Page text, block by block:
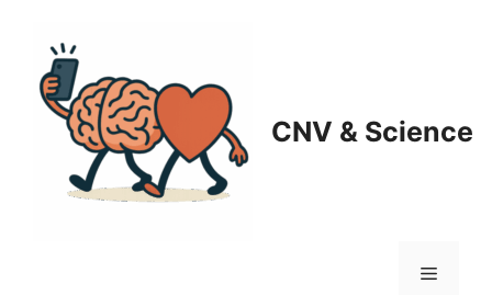
content
CNV & Science
Menu